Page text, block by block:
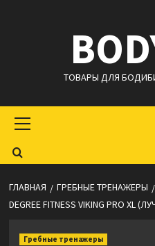
ТОВАРЫ ДЛЯ
меню
ГЛАВНАЯ ГРЕБНЫЕ ТРЕНАЖЕРЫ
DEGREE FITNESS VIKING PRO XL
Гребные тренажеры